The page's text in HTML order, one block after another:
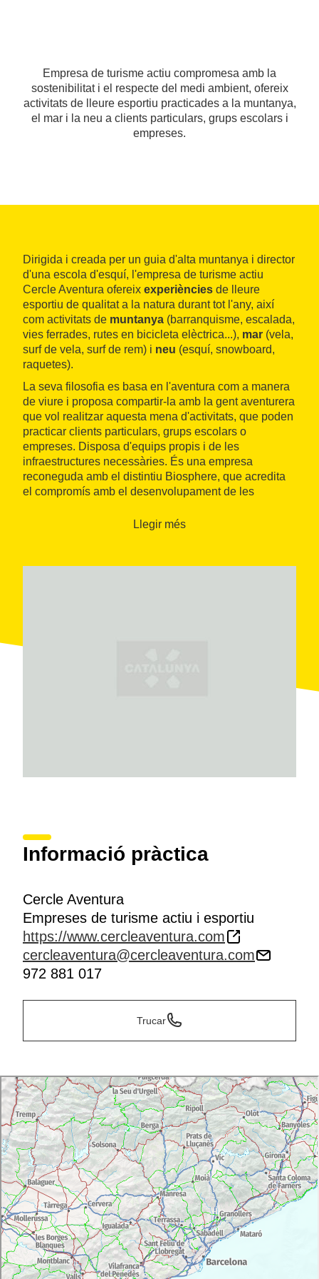
Empresa de turisme actiu compromesa amb la
sostenibilitat i el respecte del medi ambient, ofereix
activitats de lleure esportiu practicades a la muntanya,
el mar i la neu a clients particulars, grups escolars i
empreses.
Dirigida i creada per un guia d'alta muntanya i director
d'una escola d'esquí, l'empresa de turisme actiu
Cercle Aventura ofereix experiències de lleure
esportiu de qualitat a la natura durant tot l'any, així
com activitats de muntanya (barranquisme, escalada,
vies ferrades, rutes en bicicleta elèctrica...), mar (vela,
surf de vela, surf de rem) i neu (esquí, snowboard,
raquetes).
La seva filosofia es basa en l'aventura com a manera
de viure i proposa compartir-la amb la gent aventurera
que vol realitzar aquesta mena d'activitats, que poden
practicar clients particulars, grups escolars o
empreses. Disposa d'equips propis i de les
infraestructures necessàries. És una empresa
reconeguda amb el distintiu Biosphere, que acredita
el compromís amb el desenvolupament de les
Llegir més
Informació pràctica
Cercle Aventura
Empreses de turisme actiu i esportiu
https://www.cercleaventura.com
cercleaventura@cercleaventura.com
972 881 017
Trucar